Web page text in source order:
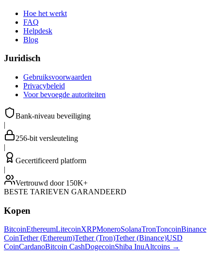
Hoe het werkt
FAQ
Helpdesk
Blog
Juridisch
Gebruiksvoorwaarden
Privacybeleid
Voor bevoegde autoriteiten
Bank-niveau beveiliging
|
256-bit versleuteling
|
Gecertificeerd platform
|
Vertrouwd door 150K+
BESTE TARIEVEN GARANDEERD
Kopen
BitcoinEthereumLitecoinXRPMoneroSolanaTronToncoinBinance
CoinTether (Ethereum)Tether (Tron)Tether (Binance)USD
CoinCardanoBitcoin CashDogecoinShiba InuAltcoins →